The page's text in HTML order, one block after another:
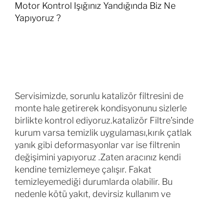
Motor Kontrol Işığınız Yandığında Biz Ne
Yapıyoruz ?
Servisimizde, sorunlu katalizör filtresini de
monte hale getirerek kondisyonunu sizlerle
birlikte kontrol ediyoruz.katalizör Filtre’sinde
kurum varsa temizlik uygulaması,kırık çatlak
yanık gibi deformasyonlar var ise filtrenin
değişimini yapıyoruz .Zaten aracınız kendi
kendine temizlemeye çalışır. Fakat
temizleyemediği durumlarda olabilir. Bu
nedenle kötü yakıt, devirsiz kullanım ve